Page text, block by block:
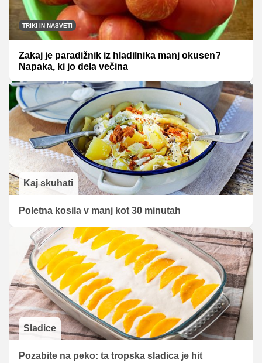
TRIKI IN NASVETI
Zakaj je paradižnik iz hladilnika manj okusen?
Napaka, ki jo dela večina
Kaj skuhati
Poletna kosila v manj kot 30 minutah
Sladice
Pozabite na peko: ta tropska sladica je hit